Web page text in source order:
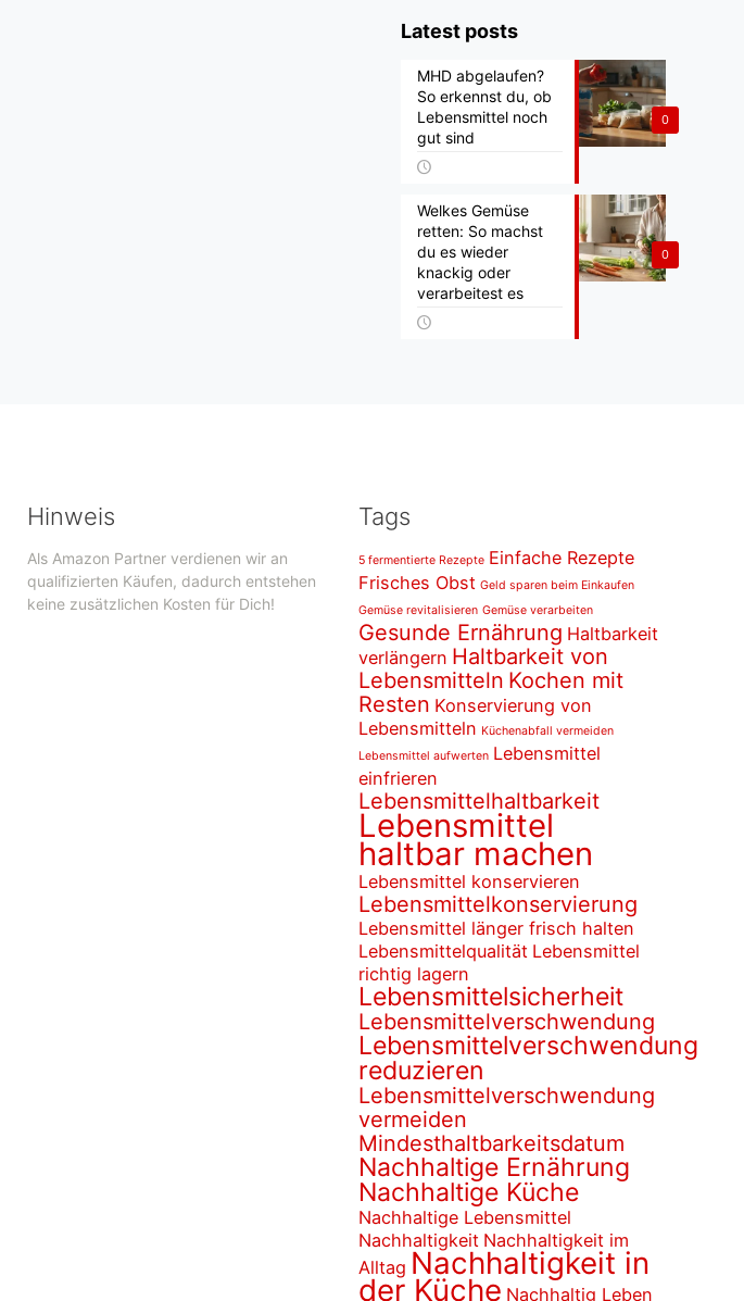
Latest posts
0
MHD abgelaufen?
So erkennst du, ob
Lebensmittel noch
gut sind
0
Welkes Gemüse
retten: So machst
du es wieder
knackig oder
verarbeitest es
Hinweis
Als Amazon Partner verdienen wir an
qualifizierten Käufen, dadurch entstehen
keine zusätzlichen Kosten für Dich!
Tags
5 fermentierte Rezepte Einfache Rezepte
Frisches Obst Geld sparen beim Einkaufen
Gemüse revitalisieren Gemüse verarbeiten
Gesunde Ernährung Haltbarkeit
verlängern Haltbarkeit von
Lebensmitteln Kochen mit
Resten Konservierung von
Lebensmitteln Küchenabfall vermeiden
Lebensmittel aufwerten Lebensmittel
einfrieren
Lebensmittelhaltbarkeit
Lebensmittel
haltbar machen
Lebensmittel konservieren
Lebensmittelkonservierung
Lebensmittel länger frisch halten
Lebensmittelqualität Lebensmittel
richtig lagern
Lebensmittelsicherheit
Lebensmittelverschwendung
Lebensmittelverschwendung
reduzieren
Lebensmittelverschwendung
vermeiden
Mindesthaltbarkeitsdatum
Nachhaltige Ernährung
Nachhaltige Küche
Nachhaltige Lebensmittel
Nachhaltigkeit Nachhaltigkeit im
Alltag Nachhaltigkeit in
der Küche Nachhaltig Leben